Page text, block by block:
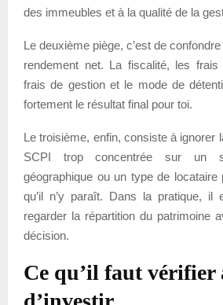
des immeubles et à la qualité de la
Le deuxième piège, c’est de
rendement net. La fiscalité, les
frais de gestion et le mode de
fortement le résultat final pour toi.
Le troisième, enfin, consiste à ignorer
SCPI trop concentrée sur un
géographique ou un type de locataire
qu’il n’y paraît. Dans la pratique, il
regarder la répartition du patrimoine
décision.
Ce qu’il faut vérifier